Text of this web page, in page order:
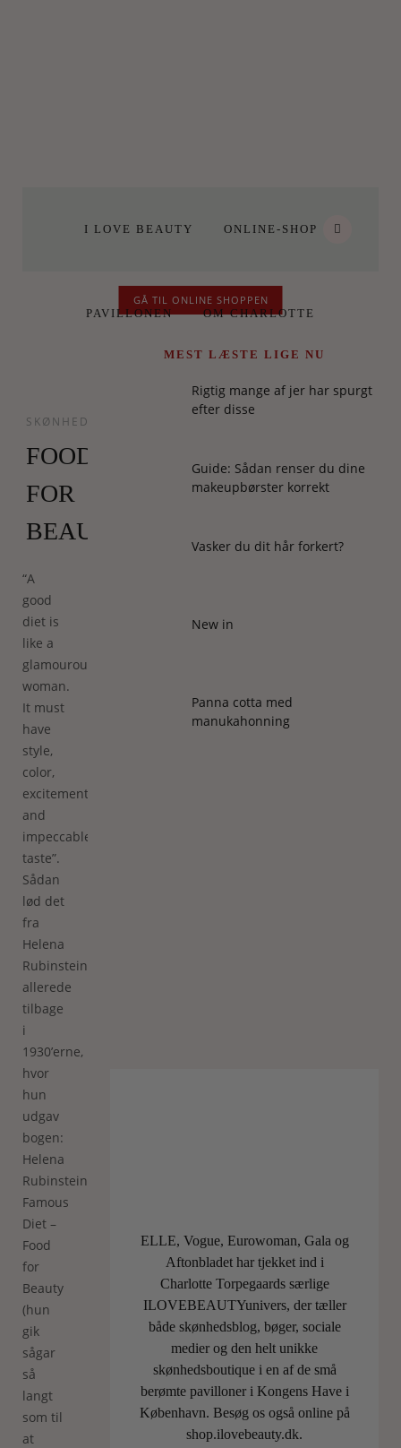
I LOVE BEAUTY ONLINE-SHOP
PAVILLONEN OM CHARLOTTE
GÅ TIL ONLINE SHOPPEN
SKØNHED
FOOD
FOR
BEAUTY
“A
good
diet is
like a
glamourous
woman.
It must
have
style,
color,
excitement
and
impeccable
taste”.
Sådan
lød det
fra
Helena
Rubinstein
allerede
tilbage
i
1930’erne,
hvor
hun
udgav
bogen:
Helena
Rubinstein’s
Famous
Diet –
Food
for
Beauty
(hun
gik
sågar
så
langt
som til
at
MEST LÆSTE LIGE NU
Rigtig mange af jer har spurgt
efter disse
Guide: Sådan renser du dine
makeupbørster korrekt
Vasker du dit hår forkert?
New in
Panna cotta med
manukahonning
ELLE, Vogue, Eurowoman, Gala og
Aftonbladet har tjekket ind i
Charlotte Torpegaards særlige
ILOVEBEAUTYunivers, der tæller
både skønhedsblog, bøger, sociale
medier og den helt unikke
skønhedsboutique i en af de små
berømte pavilloner i Kongens Have i
København. Besøg os også online på
shop.ilovebeauty.dk.